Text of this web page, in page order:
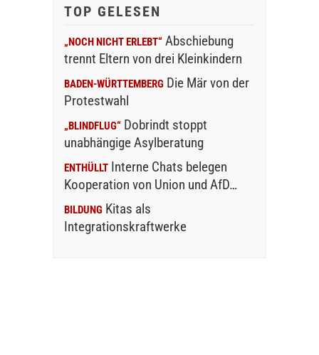
TOP GELESEN
„NOCH NICHT ERLEBT“ Abschiebung
trennt Eltern von drei Kleinkindern
BADEN-WÜRTTEMBERG Die Mär von der
Protestwahl
„BLINDFLUG“ Dobrindt stoppt
unabhängige Asylberatung
ENTHÜLLT Interne Chats belegen
Kooperation von Union und AfD…
BILDUNG Kitas als
Integrationskraftwerke